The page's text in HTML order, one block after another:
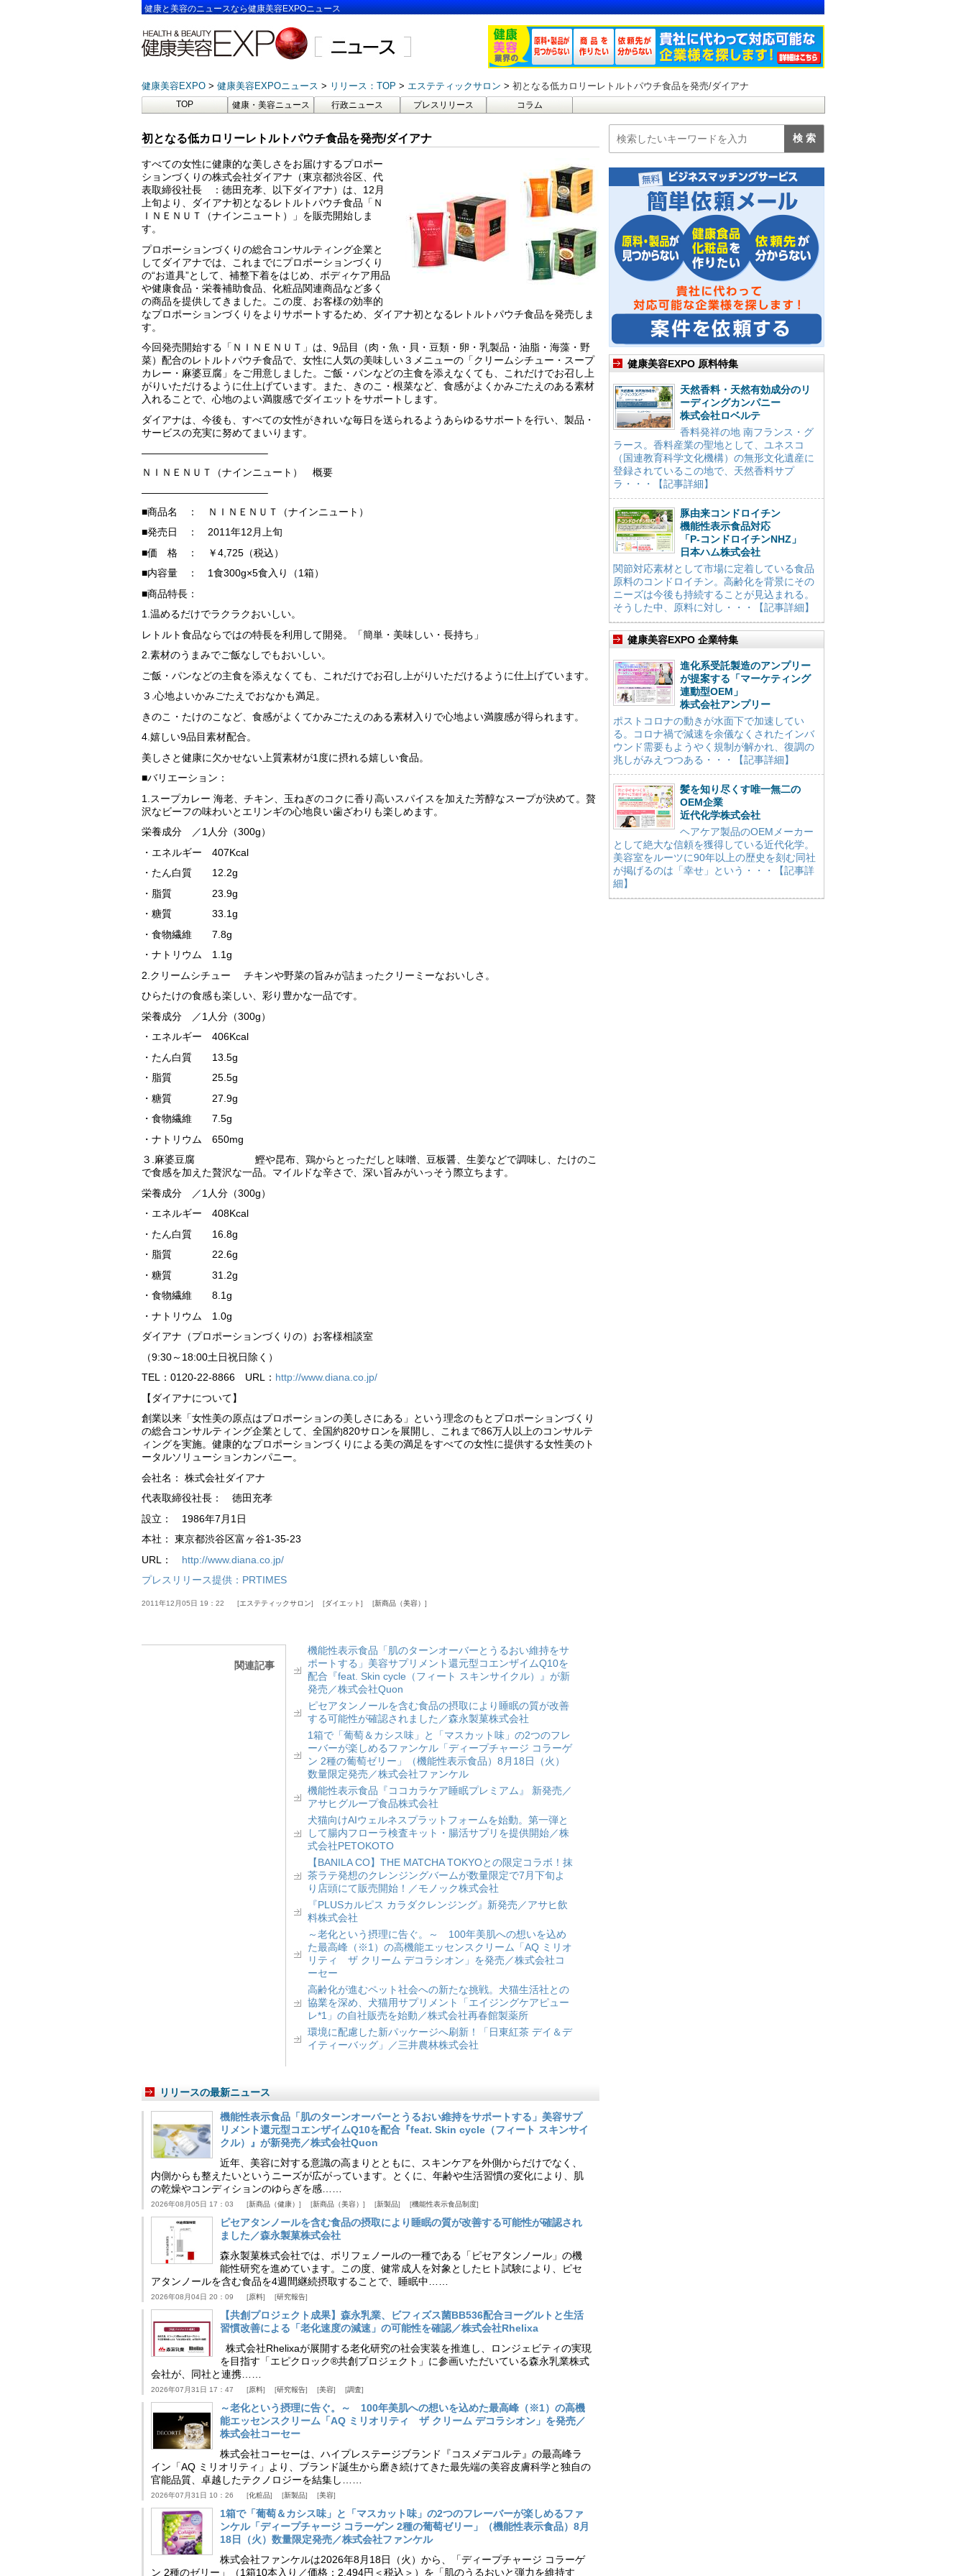
健康と美容のニュースなら健康美容EXPOニュース
健康美容EXPO 健康美容EXPOニュース リリース：TOP エステティックサロン 初となる低カロリーレトルトパウチ食品を発売/ダイアナ
TOP 健康・美容ニュース 行政ニュース プレスリリース コラム
初となる低カロリーレトルトパウチ食品を発売/ダイアナ
すべての女性に健康的な美しさをお届けするプロポー
ションづくりの株式会社ダイアナ（東京都渋谷区、代
表取締役社長 ：徳田充孝、以下ダイアナ）は、12月
上旬より、ダイアナ初となるレトルトパウチ食品「Ｎ
ＩＮＥＮＵＴ（ナインニュート）」を販売開始しま
す。
プロポーションづくりの総合コンサルティング企業と
してダイアナでは、これまでにプロポーションづくり
の“お道具”として、補整下着をはじめ、ボディケア用品
や健康食品・栄養補助食品、化粧品関連商品など多く
の商品を提供してきました。この度、お客様の効率的
なプロポーションづくりをよりサポートするため、ダイアナ初となるレトルトパウチ食品を発売しま
す。
今回発売開始する「ＮＩＮＥＮＵＴ」は、9品目（肉・魚・貝・豆類・卵・乳製品・油脂・海藻・野
菜）配合のレトルトパウチ食品で、女性に人気の美味しい３メニューの「クリームシチュー・スープ
カレー・麻婆豆腐」をご用意しました。ご飯・パンなどの主食を添えなくても、これだけでお召し上
がりいただけるように仕上げています。また、きのこ・根菜など、食感がよくかみごたえのある素材
入れることで、心地のよい満腹感でダイエットをサポートします。
ダイアナは、今後も、すべての女性がきれいな毎日を送られるようあらゆるサポートを行い、製品・
サービスの充実に努めてまいります。
————————————–
ＮＩＮＥＮＵＴ（ナインニュート） 概要
————————————–
■商品名 ： ＮＩＮＥＮＵＴ（ナインニュート）
■発売日 ： 2011年12月上旬
■価 格 ： ￥4,725（税込）
■内容量 ： 1食300g×5食入り（1箱）
■商品特長：
1.温めるだけでラクラクおいしい。
レトルト食品ならではの特長を利用して開発。「簡単・美味しい・長持ち」
2.素材のうまみでご飯なしでもおいしい。
ご飯・パンなどの主食を添えなくても、これだけでお召し上がりいただけるように仕上げています。
３.心地よいかみごたえでおなかも満足。
きのこ・たけのこなど、食感がよくてかみごたえのある素材入りで心地よい満腹感が得られます。
4.嬉しい9品目素材配合。
美しさと健康に欠かせない上質素材が1度に摂れる嬉しい食品。
■バリエーション：
1.スープカレー 海老、チキン、玉ねぎのコクに香り高いスパイスを加えた芳醇なスープが決めて。贅
沢なビーフの味わいとエリンギの心地良い歯ざわりも楽しめます。
栄養成分 ／1人分（300g）
・エネルギー 407Kcal
・たん白質 12.2g
・脂質 23.9g
・糖質 33.1g
・食物繊維 7.8g
・ナトリウム 1.1g
2.クリームシチュー チキンや野菜の旨みが詰まったクリーミーなおいしさ。
ひらたけの食感も楽しい、彩り豊かな一品です。
栄養成分 ／1人分（300g）
・エネルギー 406Kcal
・たん白質 13.5g
・脂質 25.5g
・糖質 27.9g
・食物繊維 7.5g
・ナトリウム 650mg
３.麻婆豆腐 鰹や昆布、鶏からとっただしと味噌、豆板醤、生姜などで調味し、たけのこ
で食感を加えた贅沢な一品。マイルドな辛さで、深い旨みがいっそう際立ちます。
栄養成分 ／1人分（300g）
・エネルギー 408Kcal
・たん白質 16.8g
・脂質 22.6g
・糖質 31.2g
・食物繊維 8.1g
・ナトリウム 1.0g
ダイアナ（プロポーションづくりの）お客様相談室
（9:30～18:00土日祝日除く）
TEL：0120-22-8866 URL： http://www.diana.co.jp/
【ダイアナについて】
創業以来「女性美の原点はプロポーションの美しさにある」という理念のもとプロポーションづくり
の総合コンサルティング企業として、全国約820サロンを展開し、これまで86万人以上のコンサルテ
ィングを実施。健康的なプロポーションづくりによる美の満足をすべての女性に提供する女性美のト
ータルソリューションカンパニー。
会社名： 株式会社ダイアナ
代表取締役社長： 徳田充孝
設立： 1986年7月1日
本社： 東京都渋谷区富ヶ谷1-35-23
URL： http://www.diana.co.jp/
プレスリリース提供：PRTIMES
2011年12月05日 19：22 エステティックサロン ダイエット 新商品（美容）
関連記事
機能性表示食品「肌のターンオーバーとうるおい維持をサ
ポートする」美容サプリメント還元型コエンザイムQ10を
配合『feat. Skin cycle（フィート スキンサイクル）』が新
発売／株式会社Quon
ピセアタンノールを含む食品の摂取により睡眠の質が改善
する可能性が確認されました／森永製菓株式会社
1箱で「葡萄＆カシス味」と「マスカット味」の2つのフレ
ーバーが楽しめるファンケル「ディープチャージ コラーゲ
ン 2種の葡萄ゼリー」（機能性表示食品）8月18日（火）
数量限定発売／株式会社ファンケル
機能性表示食品『ココカラケア睡眠プレミアム』 新発売／
アサヒグループ食品株式会社
犬猫向けAIウェルネスプラットフォームを始動。第一弾と
して腸内フローラ検査キット・腸活サプリを提供開始／株
式会社PETOKOTO
【BANILA CO】THE MATCHA TOKYOとの限定コラボ！抹
茶ラテ発想のクレンジングバームが数量限定で7月下旬よ
り店頭にて販売開始！／モノック株式会社
『PLUSカルピス カラダクレンジング』新発売／アサヒ飲
料株式会社
～老化という摂理に告ぐ。～ 100年美肌への想いを込め
た最高峰（※1）の高機能エッセンスクリーム「AQ ミリオ
リティ ザ クリーム デコラシオン」を発売／株式会社コ
ーセー
高齢化が進むペット社会への新たな挑戦。犬猫生活社との
協業を深め、犬猫用サプリメント「エイジングケアピュー
レ*1」の自社販売を始動／株式会社再春館製薬所
環境に配慮した新パッケージへ刷新！「日東紅茶 デイ＆デ
イティーバッグ」／三井農林株式会社
リリースの最新ニュース
機能性表示食品「肌のターンオーバーとうるおい維持をサポートする」美容サプ
リメント還元型コエンザイムQ10を配合『feat. Skin cycle（フィート スキンサイ
クル）』が新発売／株式会社Quon
近年、美容に対する意識の高まりとともに、スキンケアを外側からだけでなく、
内側からも整えたいというニーズが広がっています。とくに、年齢や生活習慣の変化により、肌
の乾燥やコンディションのゆらぎを感……
2026年08月05日 17：03 新商品（健康） 新商品（美容） 新製品 機能性表示食品制度
ピセアタンノールを含む食品の摂取により睡眠の質が改善する可能性が確認され
ました／森永製菓株式会社
森永製菓株式会社では、ポリフェノールの一種である「ピセアタンノール」の機
能性研究を進めています。この度、健常成人を対象としたヒト試験により、ピセ
アタンノールを含む食品を4週間継続摂取することで、睡眠中……
2026年08月04日 20：09 原料 研究報告
【共創プロジェクト成果】森永乳業、ビフィズス菌BB536配合ヨーグルトと生活
習慣改善による「老化速度の減速」の可能性を確認／株式会社Rhelixa
株式会社Rhelixaが展開する老化研究の社会実装を推進し、ロンジェビティの実現
を目指す「エピクロック®共創プロジェクト」に参画いただいている森永乳業株式
会社が、同社と連携……
2026年07月31日 17：47 原料 研究報告 美容 調査
～老化という摂理に告ぐ。～ 100年美肌への想いを込めた最高峰（※1）の高機
能エッセンスクリーム「AQ ミリオリティ ザ クリーム デコラシオン」を発売／
株式会社コーセー
株式会社コーセーは、ハイプレステージブランド『コスメデコルテ』の最高峰ラ
イン「AQ ミリオリティ」より、ブランド誕生から磨き続けてきた最先端の美容皮膚科学と独自の
官能品質、卓越したテクノロジーを結集し……
2026年07月31日 10：26 化粧品 新製品 美容
1箱で「葡萄＆カシス味」と「マスカット味」の2つのフレーバーが楽しめるファ
ンケル「ディープチャージ コラーゲン 2種の葡萄ゼリー」（機能性表示食品）8月
18日（火）数量限定発売／株式会社ファンケル
株式会社ファンケルは2026年8月18日（火）から、「ディープチャージ コラーゲ
ン 2種のゼリー」（1箱10本入り／価格：2,494円＜税込＞）を「肌のうるおいと弾力を維持す
健康美容EXPO 原料特集
天然香料・天然有効成分のリ
ーディングカンパニー
株式会社ロベルテ
香料発祥の地 南フランス・グ
ラース。香料産業の聖地として、ユネスコ
（国連教育科学文化機構）の無形文化遺産に
登録されているこの地で、天然香料サプ
ラ・・・【記事詳細】
豚由来コンドロイチン
機能性表示食品対応
「P-コンドロイチンNHZ」
日本ハム株式会社
関節対応素材として市場に定着している食品
原料のコンドロイチン。高齢化を背景にその
ニーズは今後も持続することが見込まれる。
そうした中、原料に対し・・・【記事詳細】
健康美容EXPO 企業特集
進化系受託製造のアンプリー
が提案する「マーケティング
連動型OEM」
株式会社アンプリー
ポストコロナの動きが水面下で加速してい
る。コロナ禍で減速を余儀なくされたインバ
ウンド需要もようやく規制が解かれ、復調の
兆しがみえつつある・・・【記事詳細】
髪を知り尽くす唯一無二の
OEM企業
近代化学株式会社
ヘアケア製品のOEMメーカー
として絶大な信頼を獲得している近代化学。
美容室をルーツに90年以上の歴史を刻む同社
が掲げるのは「幸せ」という・・・【記事詳
細】